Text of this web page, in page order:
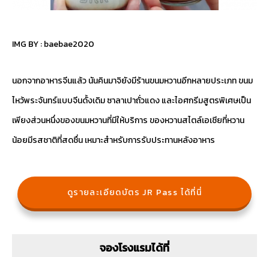
IMG BY :baebae2020
นอกจากอาหารจีนแล้ว นันคินมาจิยังมีร้านขนมหวานอีกหลายประเภท ขนม
ไหว้พระจันทร์แบบจีนดั้งเดิม ซาลาเปาถั่วแดง และไอศกรีมสูตรพิเศษเป็น
เพียงส่วนหนึ่งของขนมหวานที่มีให้บริการ ของหวานสไตล์เอเชียที่หวาน
น้อยมีรสชาติที่สดชื่น เหมาะสำหรับการรับประทานหลังอาหาร
ดูรายละเอียดบัตร JR Pass ได้ที่นี่
จองโรงแรมได้ที่